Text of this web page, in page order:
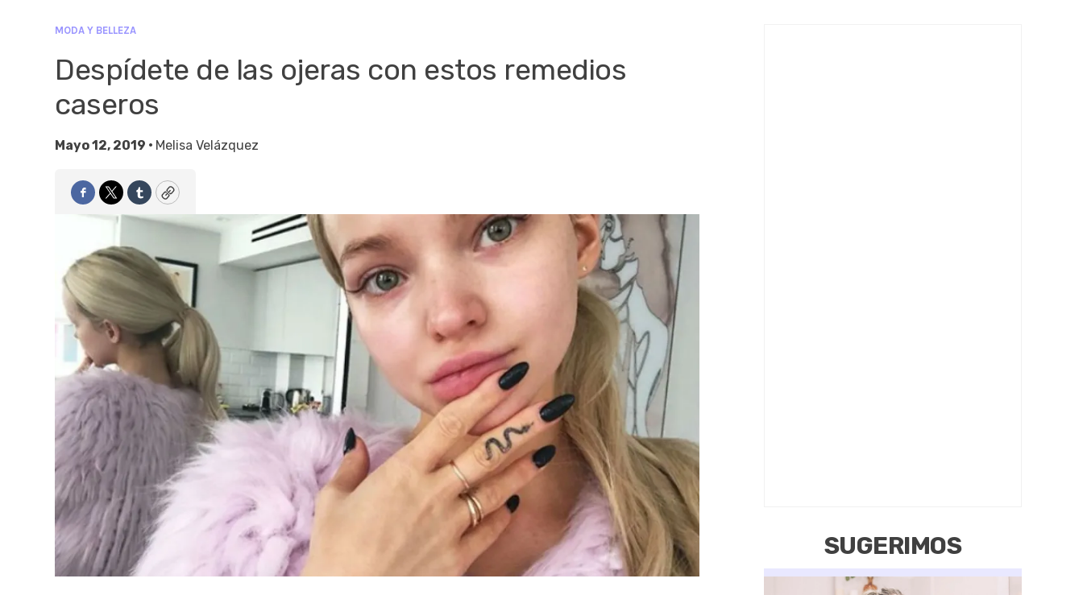
MODA Y BELLEZA
Despídete de las ojeras con estos remedios
caseros
Mayo 12, 2019 • Melisa Velázquez
Facebook
TwitterTumblrCopy
SUGERIMOS